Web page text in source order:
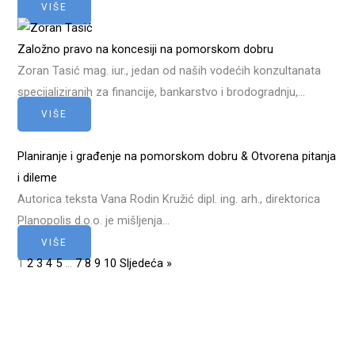
VIŠE
Založno pravo na koncesiji na pomorskom dobru
Zoran Tasić mag. iur., jedan od naših vodećih konzultanata
specijaliziranih za financije, bankarstvo i brodogradnju,…
VIŠE
Planiranje i građenje na pomorskom dobru & Otvorena pitanja
i dileme
Autorica teksta Vana Rodin Kružić dipl. ing. arh., direktorica
Planopolis d.o.o. je mišljenja…
VIŠE
1 2 3 4 5 … 7 8 9 10 Sljedeća »